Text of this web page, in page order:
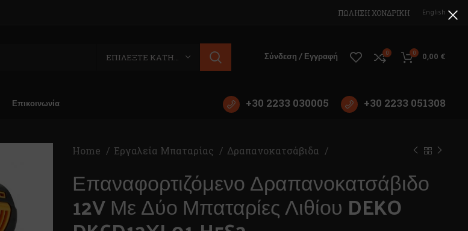
ΠΩΛΗΣΗ ΧΟΝΔΡΙΚΗ English
Σύνδεση / Εγγραφή 0 0 0,00 €
Επικοινωνία +30 2233 030005 +30 2233 051308
Home Εργαλεία Μπαταρίας Δραπανοκατσάβιδα
Επαναφορτιζόμενο Δραπανοκατσάβιδο
12V Με Δύο Μπαταρίες Λιθίου DEKO